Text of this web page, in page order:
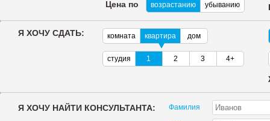
Цена по возрастанию убыванию
Я ХОЧУ СДАТЬ: комната квартира дом
студия 1 2 3 4+
Я ХОЧУ НАЙТИ КОНСУЛЬТАНТА: Фамилия